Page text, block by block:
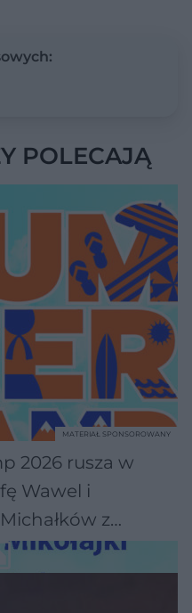
POLECAJĄ
2026 rusza w
Wawel i
z
MATERIAŁ SPONSOROWANY